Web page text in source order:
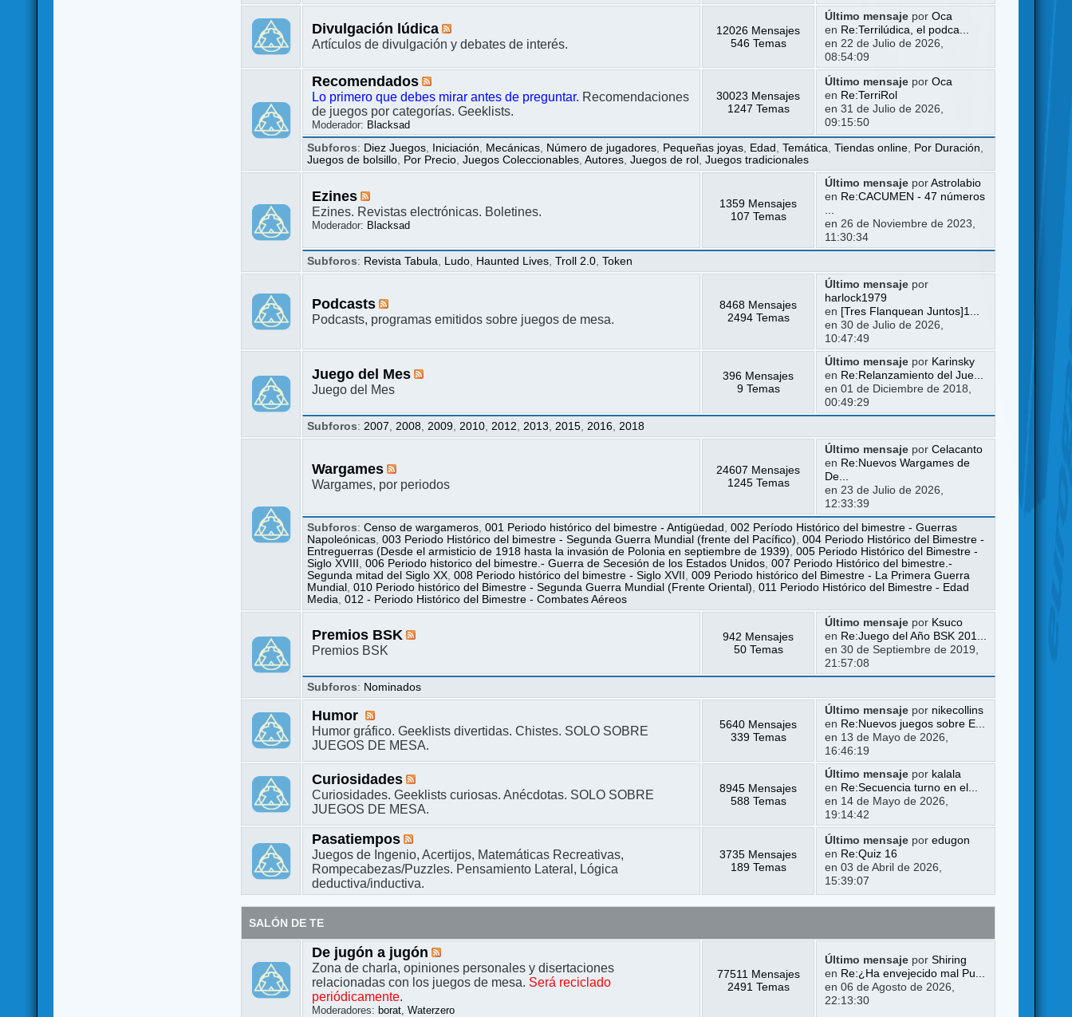
Divulgación lúdica
Artículos de divulgación y debates de interés.
12026 Mensajes
546 Temas
Último mensajepor Oca
en Re:Terrilúdica, el podca...
en 22 de Julio de 2026,
08:54:09
Recomendados
Lo primero que debes mirar antes de preguntar. Recomendaciones
de juegos por categorías. Geeklists.
Moderador: Blacksad
30023 Mensajes
1247 Temas
Último mensajepor Oca
en Re:TerriRol
en 31 de Julio de 2026,
09:15:50
Subforos: Diez Juegos Iniciación Mecánicas Número de jugadores Pequeñas joyas Edad ,Temática ,Tiendas online Por Duración
Juegos de bolsillo
Por Precio ,Juegos Coleccionables ,Autores ,Juegos de rol ,Juegos tradicionales
Ezines
Ezines. Revistas electrónicas. Boletines.
Moderador: Blacksad
1359 Mensajes
107 Temas
Último mensajepor Astrolabio
en Re:CACUMEN - 47 números
en 26 de Noviembre de 2023,
11:30:34
Subforos: Revista Tabula Ludo Haunted Lives ,Troll 2.0 ,Token
Podcasts
Podcasts, programas emitidos sobre juegos de mesa.
8468 Mensajes
2494 Temas
Último mensajepor
harlock1979
en [Tres Flanquean Juntos]1...
en 30 de Julio de 2026,
10:47:49
Juego del Mes
Juego del Mes
396 Mensajes
9 Temas
Último mensajepor Karinsky
en Re:Relanzamiento del Jue...
en 01 de Diciembre de 2018,
00:49:29
Subforos: 2007 2008 2009 2010 2012 2013 2015 2016 2018
Wargames
Wargames, por periodos
24607 Mensajes
1245 Temas
Último mensajepor Celacanto
en Re:Nuevos Wargames de
De...
en 23 de Julio de 2026,
12:33:39
Subforos:Censo de wargameros ,001 Periodo histórico del bimestre - Antigüedad ,002 Período Histórico del bimestre - Guerras
Napoleónicas ,003 Periodo Histórico del bimestre - Segunda Guerra Mundial (frente del Pacífico) ,004 Periodo Histórico del Bimestre -
Entreguerras (Desde el armisticio de 1918 hasta la invasión de Polonia en septiembre de 1939) ,005 Periodo Histórico del Bimestre -
Siglo XVIII
,006 Periodo historico del bimestre.- Guerra de Secesión de los Estados Unidos ,007 Periodo Histórico del bimestre.-
Segunda mitad del Siglo XX ,008 Periodo histórico del bimestre - Siglo XVII ,009 Periodo histórico del Bimestre - La Primera Guerra
Mundial
,010 Periodo histórico del Bimestre - Segunda Guerra Mundial (Frente Oriental) ,011 Periodo Histórico del Bimestre - Edad
Media ,012 - Periodo Histórico del Bimestre - Combates Aéreos
Premios BSK
Premios BSK
942 Mensajes
50 Temas
Último mensajepor Ksuco
en Re:Juego del Año BSK 201...
en 30 de Septiembre de 2019,
21:57:08
Subforos: Nominados
Humor
Humor gráfico. Geeklists divertidas. Chistes. SOLO SOBRE
JUEGOS DE MESA.
5640 Mensajes
339 Temas
Último mensajepor nikecollins
en Re:Nuevos juegos sobre E...
en 13 de Mayo de 2026,
16:46:19
Curiosidades
Curiosidades. Geeklists curiosas. Anécdotas. SOLO SOBRE
JUEGOS DE MESA.
8945 Mensajes
588 Temas
Último mensajepor kalala
en Re:Secuencia turno en el...
en 14 de Mayo de 2026,
19:14:42
Pasatiempos
Juegos de Ingenio, Acertijos, Matemáticas Recreativas,
Rompecabezas/Puzzles. Pensamiento Lateral, Lógica
deductiva/inductiva.
3735 Mensajes
189 Temas
Último mensajepor edugon
en Re:Quiz 16
en 03 de Abril de 2026,
15:39:07
SALÓN DE TE
De jugón a jugón
Zona de charla, opiniones personales y disertaciones
relacionadas con los juegos de mesa. Será reciclado
periódicamente.
Moderadores: borat ,Waterzero
77511 Mensajes
2491 Temas
Último mensajepor Shiring
en Re:¿Ha envejecido mal Pu...
en 06 de Agosto de 2026,
22:13:30